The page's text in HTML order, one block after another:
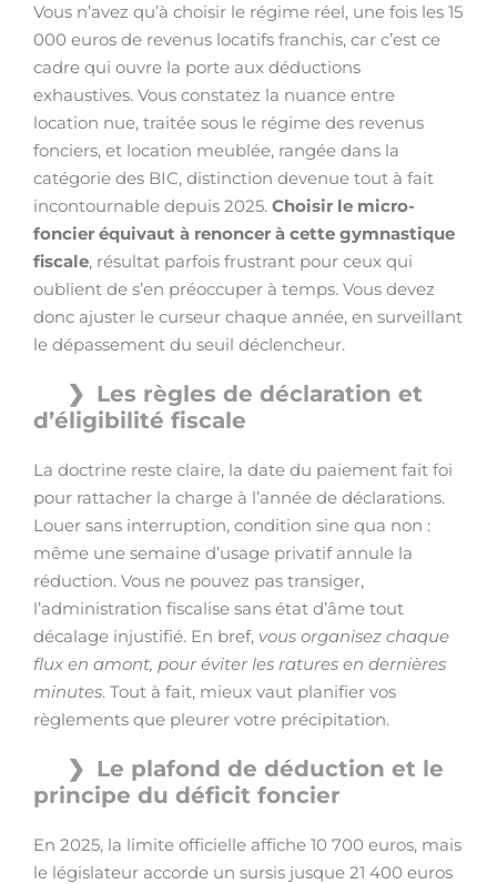
Vous n’avez qu’à choisir le régime réel, une fois les 15
000 euros de revenus locatifs franchis, car c’est ce
cadre qui ouvre la porte aux déductions
exhaustives. Vous constatez la nuance entre
location nue, traitée sous le régime des revenus
fonciers, et location meublée, rangée dans la
catégorie des BIC, distinction devenue tout à fait
incontournable depuis 2025. Choisir le micro-
foncier équivaut à renoncer à cette gymnastique
fiscale, résultat parfois frustrant pour ceux qui
oublient de s’en préoccuper à temps. Vous devez
donc ajuster le curseur chaque année, en surveillant
le dépassement du seuil déclencheur.
Les règles de déclaration et
d’éligibilité fiscale
La doctrine reste claire, la date du paiement fait foi
pour rattacher la charge à l’année de déclarations.
Louer sans interruption, condition sine qua non :
même une semaine d’usage privatif annule la
réduction. Vous ne pouvez pas transiger,
l’administration fiscalise sans état d’âme tout
décalage injustifié. En bref, vous organisez chaque
flux en amont, pour éviter les ratures en dernières
minutes. Tout à fait, mieux vaut planifier vos
règlements que pleurer votre précipitation.
Le plafond de déduction et le
principe du déficit foncier
En 2025, la limite officielle affiche 10 700 euros, mais
le législateur accorde un sursis jusque 21 400 euros